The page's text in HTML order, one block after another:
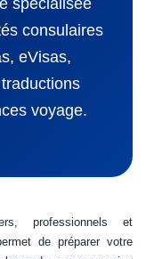
spécialisée
consulaires
eVisas,
voyage.
professionnels et
de préparer votre